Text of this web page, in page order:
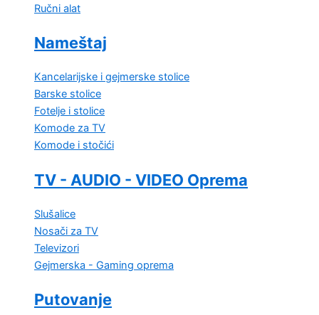
Ručni alat
Nameštaj
Kancelarijske i gejmerske stolice
Barske stolice
Fotelje i stolice
Komode za TV
Komode i stočići
TV - AUDIO - VIDEO Oprema
Slušalice
Nosači za TV
Televizori
Gejmerska - Gaming oprema
Putovanje